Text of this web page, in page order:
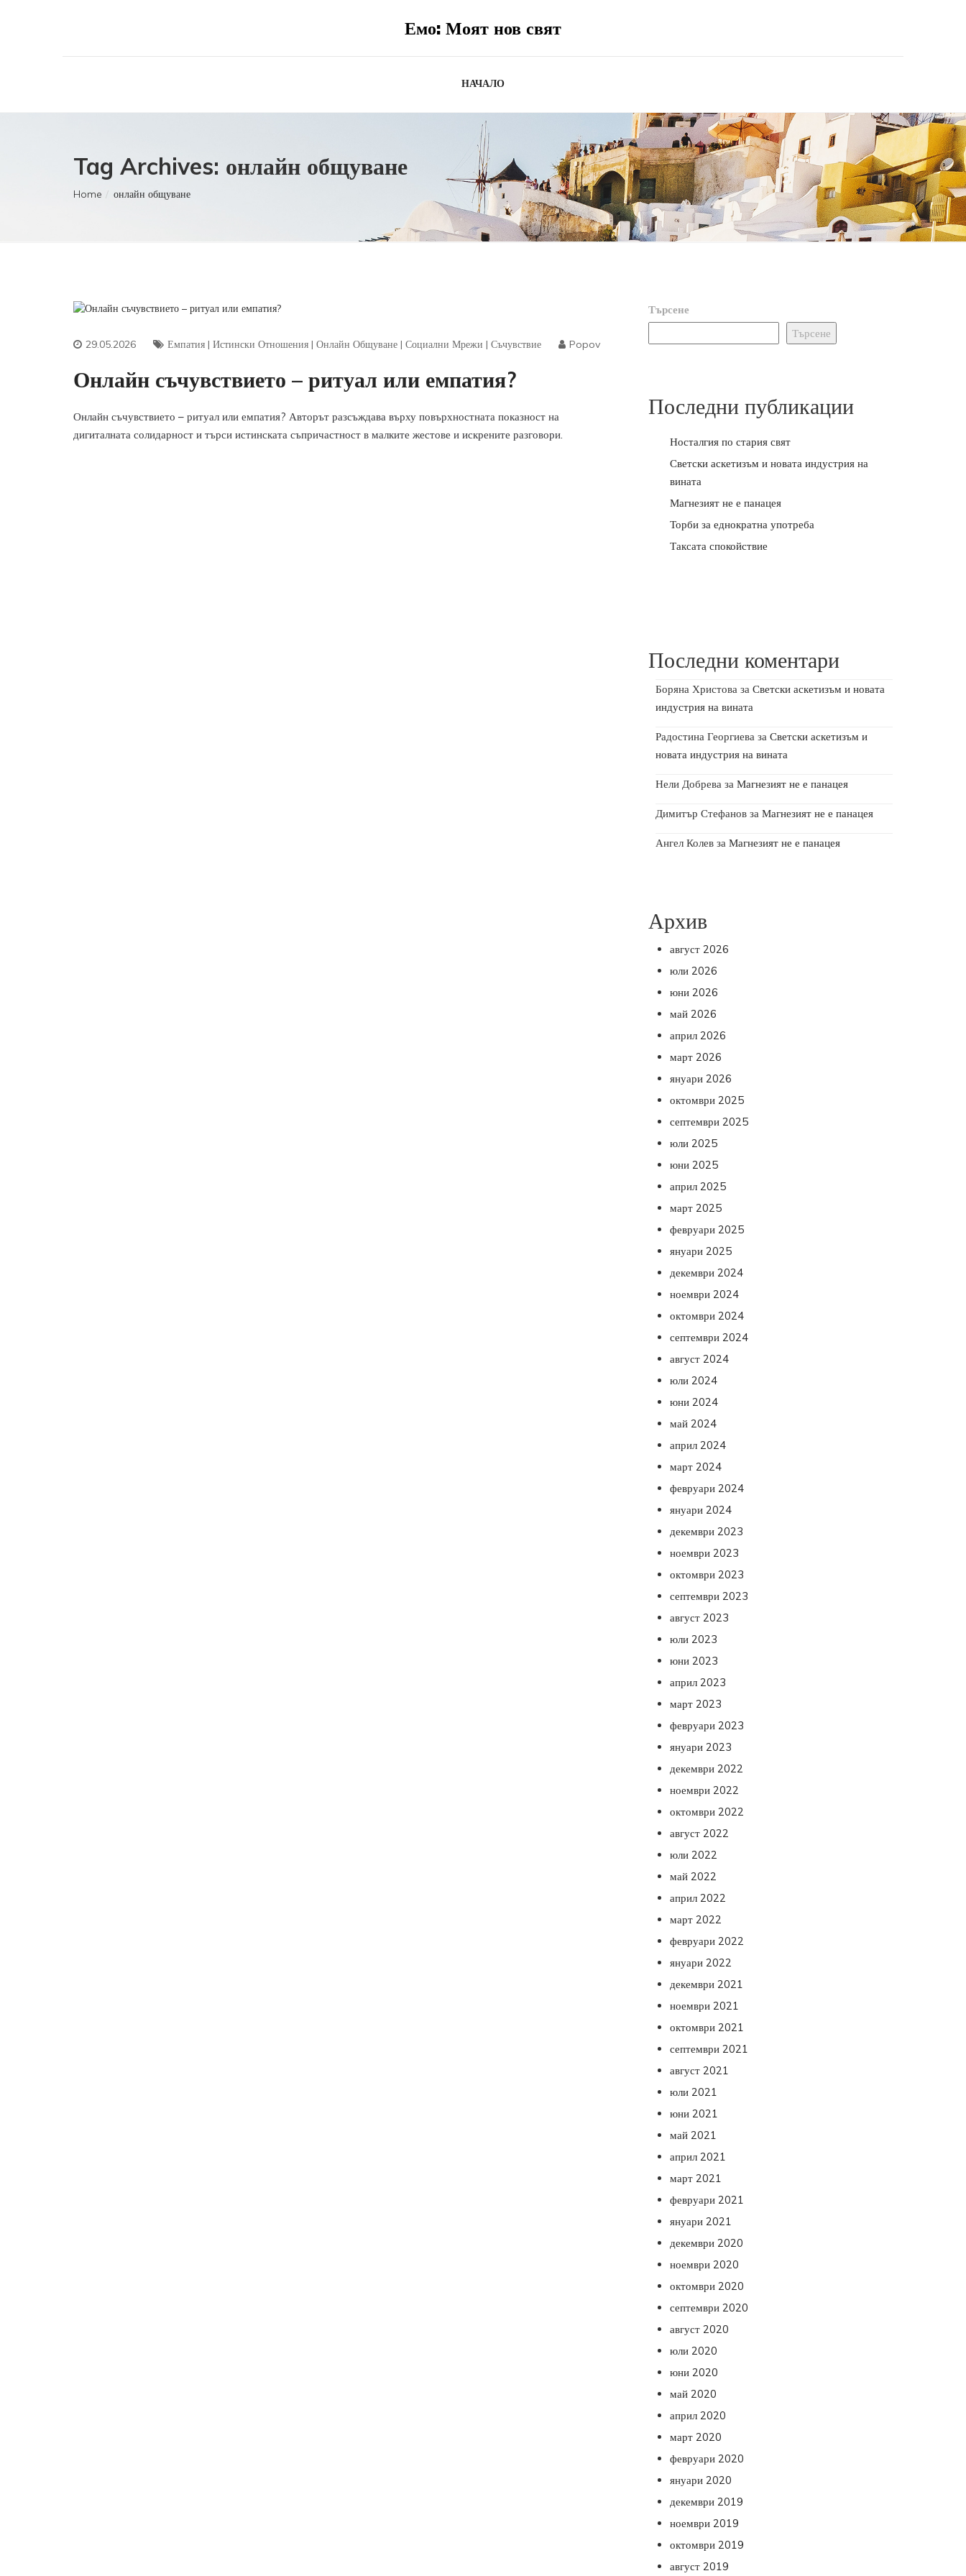
Емо: Моят нов свят
НАЧАЛО
Tag Archives: онлайн общуване
Home онлайн общуване
29.05.2026 Емпатия | Истински Отношения | Онлайн Общуване | Социални Мрежи | Съчувствие Popov
Онлайн съчувствието – ритуал или емпатия?
Онлайн съчувствието – ритуал или емпатия? Авторът разсъждава върху повърхностната показност на
дигиталната солидарност и търси истинската съпричастност в малките жестове и искрените разговори.
Търсене
Търсене
Последни публикации
Носталгия по стария свят
Светски аскетизъм и новата индустрия на
вината
Магнезият не е панацея
Торби за еднократна употреба
Таксата спокойствие
Последни коментари
Боряна Христова за Светски аскетизъм и новата
индустрия на вината
Радостина Георгиева за Светски аскетизъм и
новата индустрия на вината
Нели Добрева за Магнезият не е панацея
Димитър Стефанов за Магнезият не е панацея
Ангел Колев за Магнезият не е панацея
Архив
август 2026
юли 2026
юни 2026
май 2026
април 2026
март 2026
януари 2026
октомври 2025
септември 2025
юли 2025
юни 2025
април 2025
март 2025
февруари 2025
януари 2025
декември 2024
ноември 2024
октомври 2024
септември 2024
август 2024
юли 2024
юни 2024
май 2024
април 2024
март 2024
февруари 2024
януари 2024
декември 2023
ноември 2023
октомври 2023
септември 2023
август 2023
юли 2023
юни 2023
април 2023
март 2023
февруари 2023
януари 2023
декември 2022
ноември 2022
октомври 2022
август 2022
юли 2022
май 2022
април 2022
март 2022
февруари 2022
януари 2022
декември 2021
ноември 2021
октомври 2021
септември 2021
август 2021
юли 2021
юни 2021
май 2021
април 2021
март 2021
февруари 2021
януари 2021
декември 2020
ноември 2020
октомври 2020
септември 2020
август 2020
юли 2020
юни 2020
май 2020
април 2020
март 2020
февруари 2020
януари 2020
декември 2019
ноември 2019
октомври 2019
август 2019